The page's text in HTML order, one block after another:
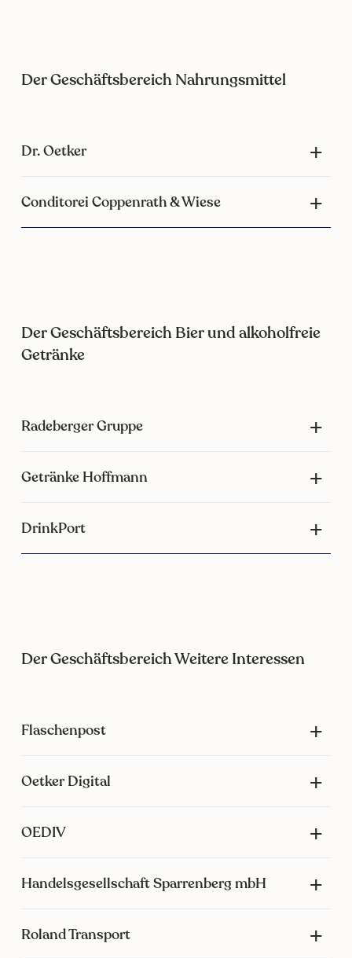
Der Geschäftsbereich Nahrungsmittel
Dr. Oetker
Conditorei Coppenrath & Wiese
Der Geschäftsbereich Bier und alkoholfreie
Getränke
Radeberger Gruppe
Getränke Hoffmann
DrinkPort
Der Geschäftsbereich Weitere Interessen
Flaschenpost
Oetker Digital
OEDIV
Handelsgesellschaft Sparrenberg mbH
Roland Transport